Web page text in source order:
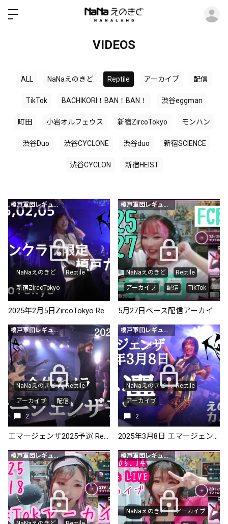
VIDEOS
ALL NaNaえのきど Reptile アーカイブ 配信
TikTok BACHIKORI！BAN！BAN！ 渋谷eggman
町田 小岩オルフェウス 新宿ZircoTokyo モンハン
渋谷Duo 渋谷CYCLONE 渋谷duo 新宿SCIENCE
渋谷CYCLON 新宿HEIST
榎戸軍団レギュラー会員以上
NaNaえのきど Reptile
新宿ZircoTokyo
2025年2月5日ZircoTokyo ReptileLIVE 榎戸カメラ
榎戸軍団レギュラー会員以上
NaNaえのきど Reptile
アーカイブ 配信 TikTok
5月27日ベース配信アーカイブ
榎戸軍団レギュラー会員以上
NaNaえのきど Reptile
アーカイブ 配信
2
エマージェンザ2025予選 Reptile全体カメラ
榎戸軍団レギュラー会員以上
NaNaえのきど Reptile
アーカイブ
2
2025年3月8日 エマージェンザ予選 えのきどカメラ
榎戸軍団レギュラー会員以上 榎戸軍団レギュラー会員以上
NaNaえのきど アーカイブ